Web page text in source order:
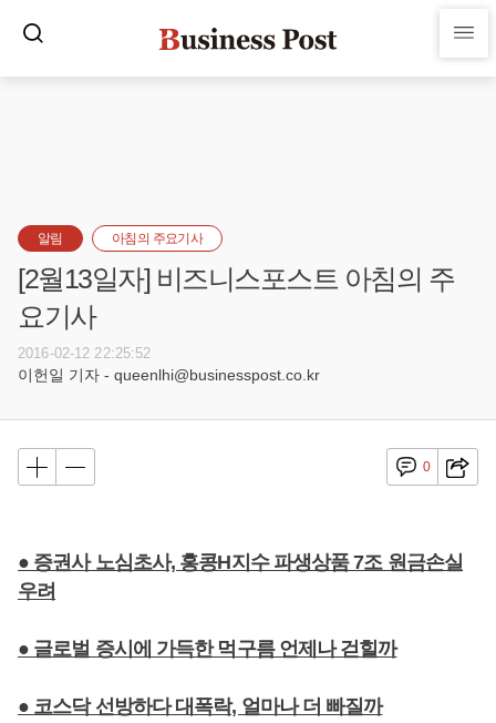
알림 아침의 주요기사
[2월13일자] 비즈니스포스트 아침의 주
요기사
2016-02-12 22:25:52
이헌일 기자 - queenlhi@businesspost.co.kr
0
● 증권사 노심초사, 홍콩H지수 파생상품 7조 원금손실
우려
● 글로벌 증시에 가득한 먹구름 언제나 걷힐까
● 코스닥 선방하다 대폭락, 얼마나 더 빠질까